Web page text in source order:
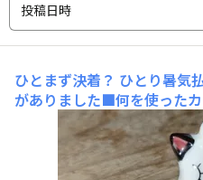
投稿日時
ひとまず決着？ ひとり暑気
がありました■何を使った
使います。材質が肝です。
を教えて！▷加工が簡単な
です。以下、作り方です。